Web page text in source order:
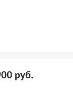
руб.